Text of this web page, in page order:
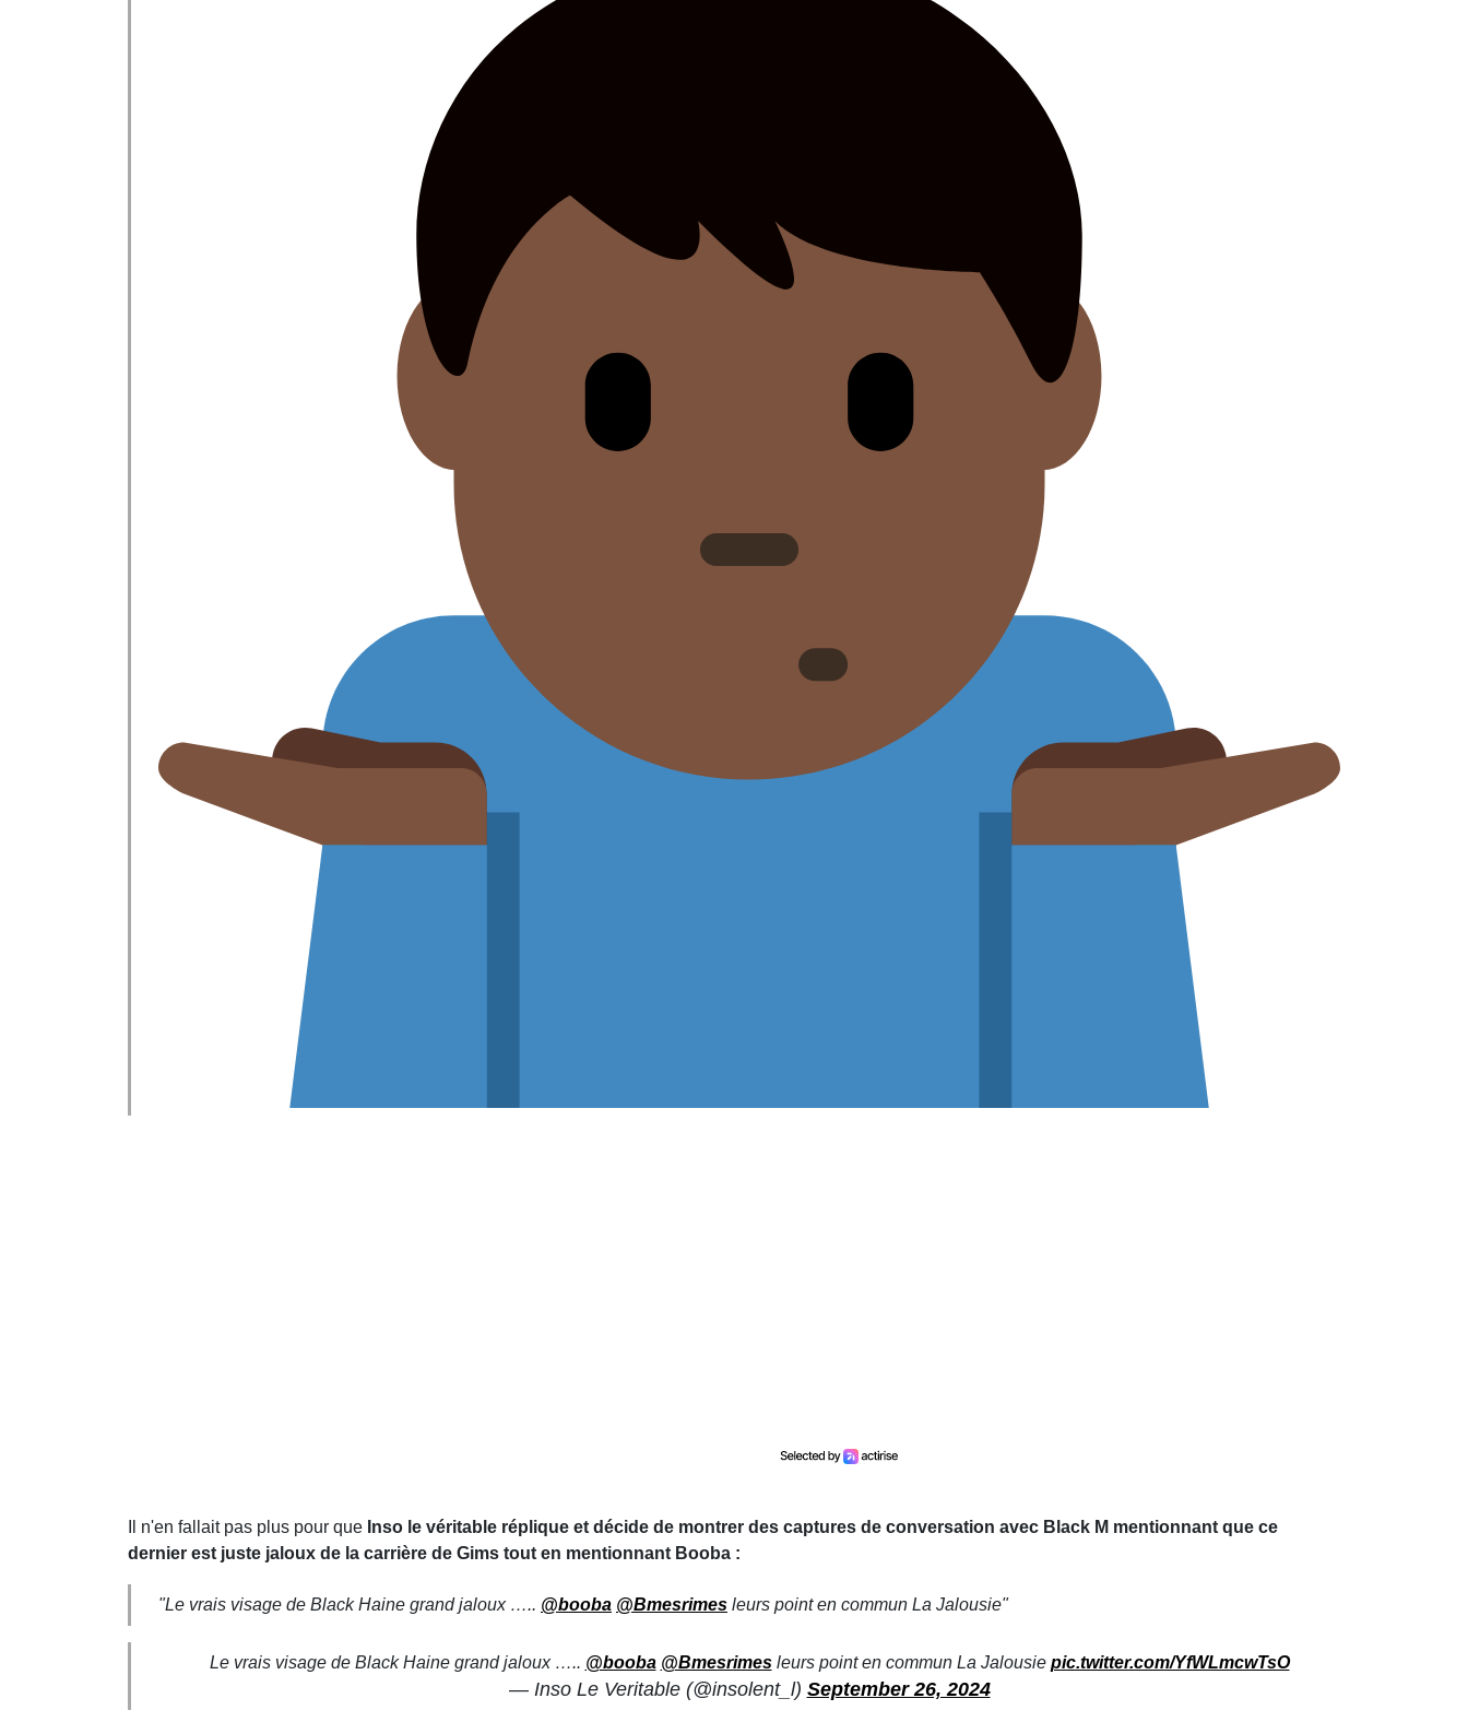
Il n'en fallait pas plus pour que Inso le véritable réplique et décide de montrer des captures de conversation avec Black M mentionnant que ce
dernier est juste jaloux de la carrière de Gims tout en mentionnant Booba :
"Le vrais visage de Black Haine grand jaloux ….. @booba @Bmesrimes leurs point en commun La Jalousie"
Le vrais visage de Black Haine grand jaloux ….. @booba @Bmesrimesleurs point en commun La Jalousie pic.twitter.com/YfWLmcwTsO
— Inso Le Veritable (@insolent_l) September 26, 2024